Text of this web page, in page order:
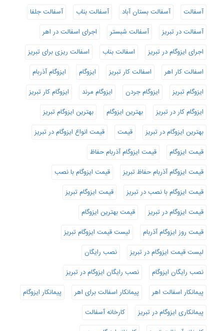
آسفالت آسفالت بستان آباد آسفالت بناب
آسفالت جلفا
آسفالت در تبریز
آسفالت شبستر
اجرای اسفالت در اهر
اجرای ایزوگام در تبریز
اسفالت بناب
اسفالت ریزی برای تبریز
اسفالت کار اهر
اسفالت کار تبریز ایزوگام
ایزوگام آذربام
ایزوگام تبریز
ایزوگام جردن ایزوگام مرند
ایزوگام کار تبریز
ایزوگام کار در تبریز
بهترین ایزوگام
بهترین ایزوگام تبریز
بهترین ایزوگام در تبریز
قیمت
قیمت انواع ایزوگام در تبریز
قیمت ایزوگام
قیمت ایزوگام آذربام حفاظ
قیمت ایزوگام آذربام حفاظ تبریز
قیمت ایزوگام با نصب
قیمت ایزوگام با نصب در تبریز
قیمت ایزوگام تبریز
قیمت ایزوگام در تبریز
قیمت بهترین ایزوگام
قیمت روز ایزوگام آذربام
لیست قیمت ایزوگام تبریز
لیست قیمت ایزوگام در تبریز
نصب رایگان
نصب رایگان ایزوگام
نصب رایگان ایزوگام در تبریز
پیمانکار اسفالت اهر
پیمانکار اسفالت برای اهر
پیمانکار ایزوگام
پیمانکاری ایزوگام در تبریز
کارخانه آسفالت